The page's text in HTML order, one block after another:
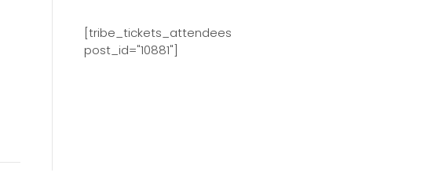
[tribe_tickets_attendees
post_id="10881"]